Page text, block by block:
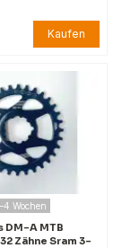
Kaufen
Wochen
DM-A MTB
Zähne Sram 3-